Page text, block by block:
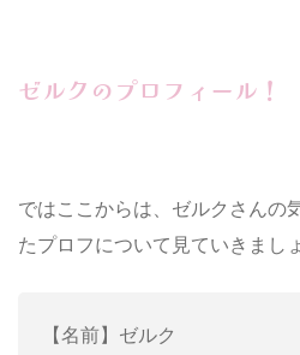
ゼルクのプロフィール！
ではここからは、ゼルクさんの
たプロフについて見ていきまし
【名前】ゼルク